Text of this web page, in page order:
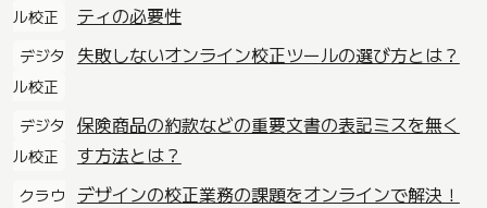
ル校正
ティの必要性
デジタ
ル校正
失敗しないオンライン校正ツールの選び方とは？
デジタ
ル校正
保険商品の約款などの重要文書の表記ミスを無く
す方法とは？
クラウ
デザインの校正業務の課題をオンラインで解決！